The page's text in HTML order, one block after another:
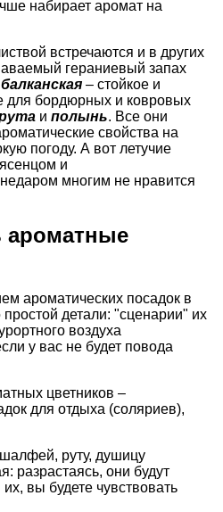
набирает аромат на
встречаются и в других
гераниевый запах
– стойкое и
для бордюрных и ковровых
и полынь. Все они
свойства на
погоду. А вот летучие
и
многим не нравится
ароматные
ароматических посадок в
детали: "сценарии" их
воздуха
у вас не будет повода
цветников –
для отдыха (соляриев),
руту, душицу
разрастаясь, они будут
вы будете чувствовать